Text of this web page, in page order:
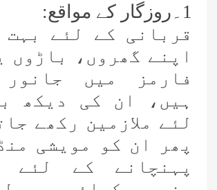
1۔روزگار کے مواقع:
قربانی کے لئے
اپنے گھروں، باڑوں
فارمز میں
ہیں، ان کی دیکھ
لئے ملازمین رکھے
پھر ان کو مویشی
پہنچانے کے لئے